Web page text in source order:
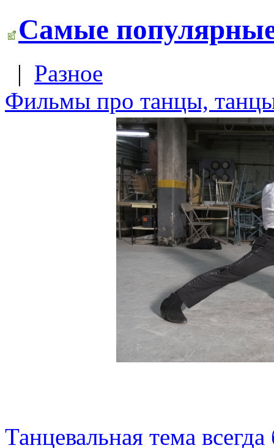
Самые
| Разное
Фильмы про танцы,
Танцевальная тема